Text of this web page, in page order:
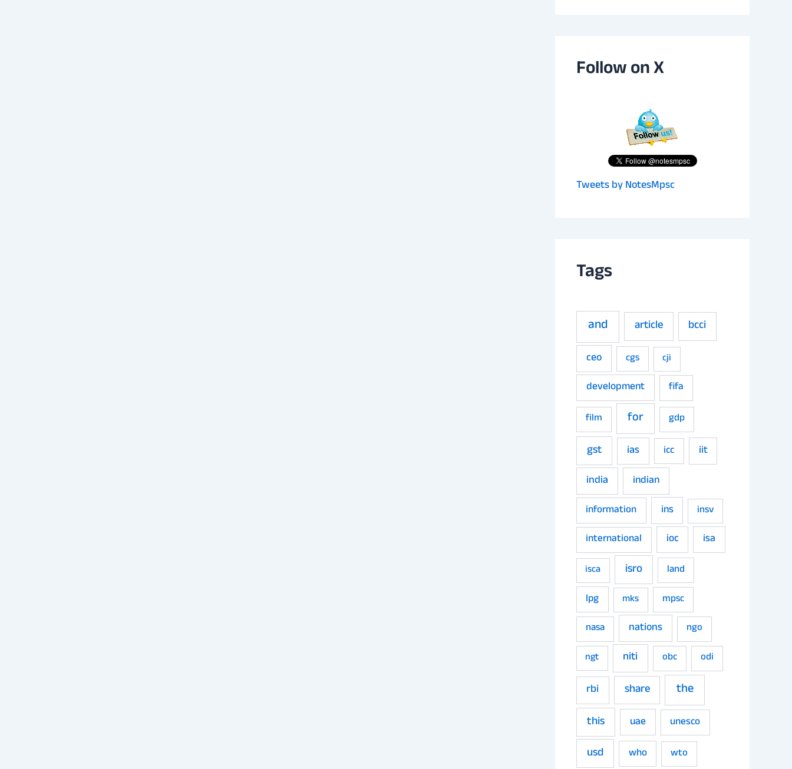
Follow on X
Tweets by NotesMpsc
Tags
and article bcci
ceo cgs cji
development
fifa
film
for gdp
gst ias icc
iit
india
indian
information ins
insv
international
ioc isa
isca isro
land
lpg
mks
mpsc
nasa
nations ngo
ngt niti obc odi
rbi share the
this uae unesco
usd who wto